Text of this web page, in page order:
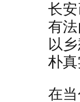
长
有
以
朴
在